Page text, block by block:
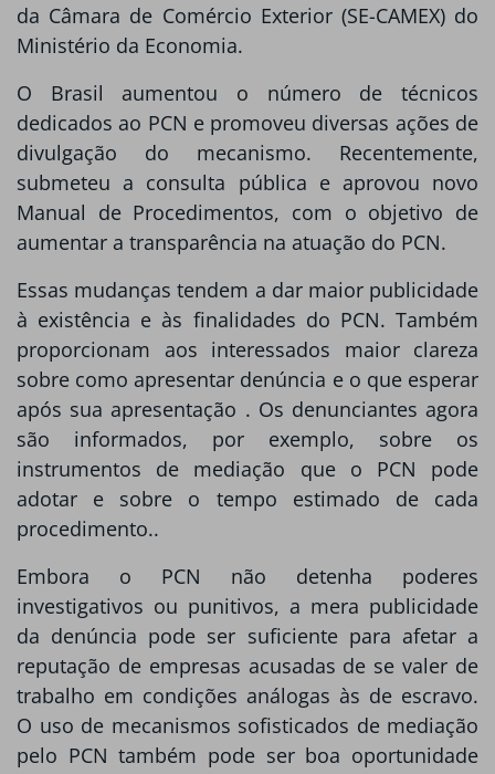
da Câmara de Comércio Exterior (SE-CAMEX) do
Ministério da Economia.
O Brasil aumentou o número de técnicos
dedicados ao PCN e promoveu diversas ações de
divulgação do mecanismo. Recentemente,
submeteu a consulta pública e aprovou novo
Manual de Procedimentos, com o objetivo de
aumentar a transparência na atuação do PCN.
Essas mudanças tendem a dar maior publicidade
à existência e às finalidades do PCN. Também
proporcionam aos interessados maior clareza
sobre como apresentar denúncia e o que esperar
após sua apresentação . Os denunciantes agora
são informados, por exemplo, sobre os
instrumentos de mediação que o PCN pode
adotar e sobre o tempo estimado de cada
procedimento..
Embora o PCN não detenha poderes
investigativos ou punitivos, a mera publicidade
da denúncia pode ser suficiente para afetar a
reputação de empresas acusadas de se valer de
trabalho em condições análogas às de escravo.
O uso de mecanismos sofisticados de mediação
pelo PCN também pode ser boa oportunidade